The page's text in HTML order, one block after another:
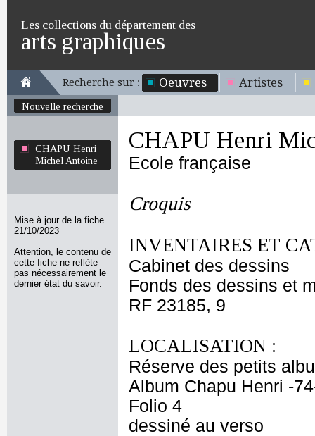
Les collections du département des
arts graphiques
Recherche sur : Oeuvres Artistes
Nouvelle recherche
CHAPU Henri
Michel Antoine
Mise à jour de la fiche
21/10/2023
Attention, le contenu de
cette fiche ne reflète
pas nécessairement le
dernier état du savoir.
CHAPU Henri
Ecole française
Croquis
INVENTAIRES ET
Cabinet des dessins
Fonds des dessins et
RF 23185, 9
LOCALISATION :
Réserve des petits
Album Chapu Henri -
Folio 4
dessiné au verso